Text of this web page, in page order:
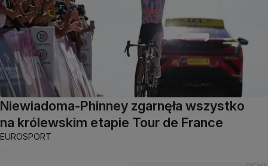
Niewiadoma-Phinney zgarnęła wszystko
na królewskim etapie Tour de France
EUROSPORT